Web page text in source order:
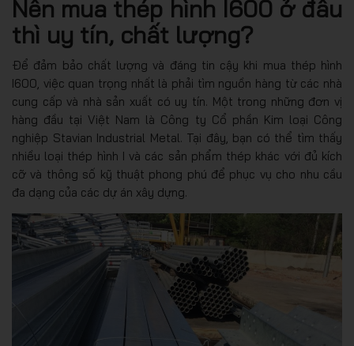
Nên mua thép hình I600 ở đâu
thì uy tín, chất lượng?
Để đảm bảo chất lượng và đáng tin cậy khi mua thép hình
I600, việc quan trọng nhất là phải tìm nguồn hàng từ các nhà
cung cấp và nhà sản xuất có uy tín. Một trong những đơn vị
hàng đầu tại Việt Nam là Công ty Cổ phần Kim loại Công
nghiệp Stavian Industrial Metal. Tại đây, bạn có thể tìm thấy
nhiều loại thép hình I và các sản phẩm thép khác với đủ kích
cỡ và thông số kỹ thuật phong phú để phục vụ cho nhu cầu
đa dạng của các dự án xây dựng.